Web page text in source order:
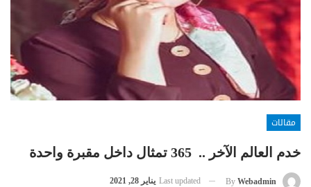
مقالات
خدم العالم الآخر .. 365 تمثال داخل مقبرة‍ واحدة
By Webadmin
Last updated يناير 28, 2021